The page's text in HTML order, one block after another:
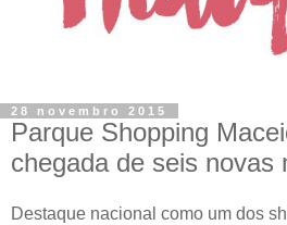
28 novembro 2015
Parque Shopping
chegada de seis novas
Destaque nacional como um dos